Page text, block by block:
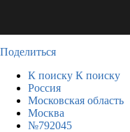
Поделиться
К поиску К поиску
Россия
Московская область
Москва
№792045